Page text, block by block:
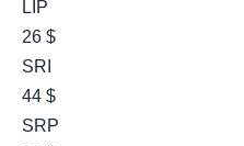
LIP
26 $
SRI
44 $
SRP